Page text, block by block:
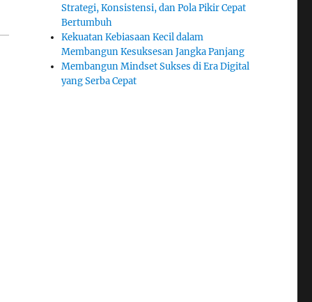
Strategi, Konsistensi, dan Pola Pikir Cepat
Bertumbuh
Kekuatan Kebiasaan Kecil dalam
Membangun Kesuksesan Jangka Panjang
Membangun Mindset Sukses di Era Digital
yang Serba Cepat